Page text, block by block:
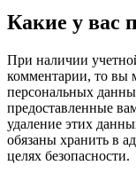
Какие у вас
При наличии
комментарии, то вы
персональных
предоставленные
удаление этих
обязаны хранить в
целях безопасности.